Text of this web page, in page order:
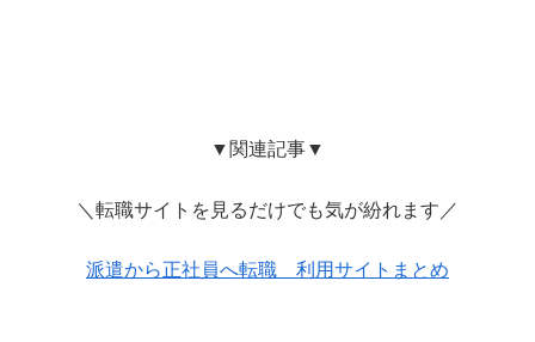
▼関連記事▼
＼転職サイトを見るだけでも気が紛れます／
派遣から正社員へ転職 利用サイトまとめ